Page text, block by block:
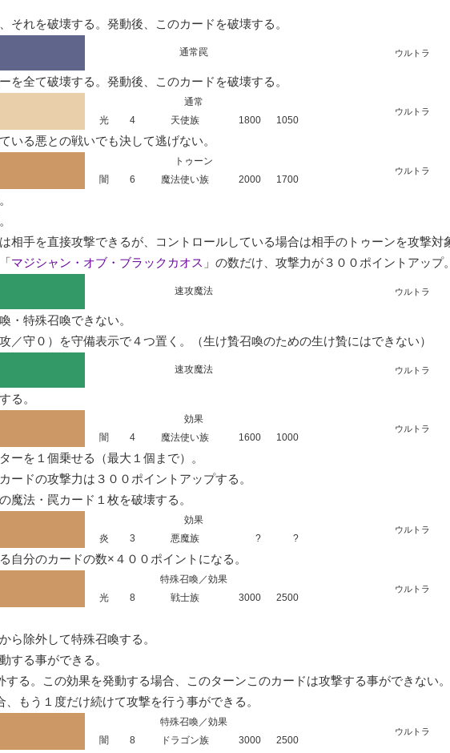
れを破壊する。発動後、このカードを破壊する。
通常罠 ウルトラ
全て破壊する。発動後、このカードを破壊する。
通常
ウルトラ
光
4 天使族 1800 1050
いる悪との戦いでも決して逃げない。
トゥーン
ウルトラ
闇
6 魔法使い族 2000 1700
相手を直接攻撃できるが、コントロールしている場合は相手のトゥーンを攻撃対
マジシャン・オブ・ブラックカオス 」の数だけ、攻撃力が３００ポイントアップ。
速攻魔法 ウルトラ
・特殊召喚できない。
守０）を守備表示で４つ置く。（生け贄召喚のための生け贄にはできない）
速攻魔法 ウルトラ
る。
効果
ウルトラ
闇
4 魔法使い族 1600 1000
ーを１個乗せる（最大１個まで）。
ードの攻撃力は３００ポイントアップする。
魔法・罠カード１枚を破壊する。
効果
ウルトラ
炎
3 悪魔族 ? ?
自分のカードの数×４００ポイントになる。
特殊召喚／効果
ウルトラ
光
8 戦士族 3000 2500
ら除外して特殊召喚する。
する事ができる。
る。この効果を発動する場合、このターンこのカードは攻撃する事ができない。
もう１度だけ続けて攻撃を行う事ができる。
特殊召喚／効果
ウルトラ
闇
8 ドラゴン族 3000 2500